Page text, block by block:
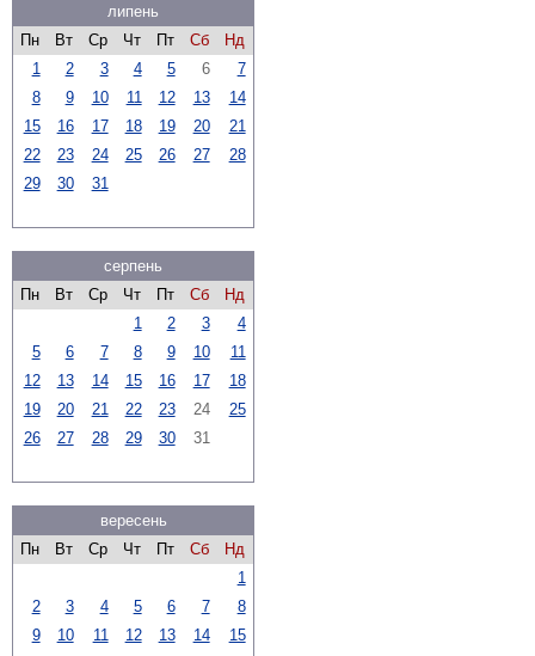
липень
Пн
Вт Ср Чт Пт Сб
Нд
1
2 3 4 5 6
7
8
9 10 11 12 13
14
15
16 17 18 19 20
21
22
23 24 25 26 27
28
29
30 31
серпень
Пн
Вт Ср Чт Пт Сб
Нд
1
2 3
4
5
6 7 8 9 10
11
12
13 14 15 16 17
18
19
20 21 22 23 24
25
26
27 28 29 30 31
вересень
Пн
Вт Ср Чт Пт Сб
Нд
1
2
3 4 5 6 7
8
9
10 11 12 13 14
15